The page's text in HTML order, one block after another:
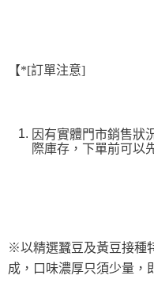
AFTEE先享後付
便利好安心！
１．簡單：不需註冊會員、不需
２．訂單成立數日內，您將收
３．收到繳費通知簡訊後14天
付款後全家取貨-重量限制
9.5kg
【*[訂單注意]
因有實體門市銷售狀
際庫存，下單前可以
※以精選蠶豆及黃豆接種
成，口味濃厚只須少量，